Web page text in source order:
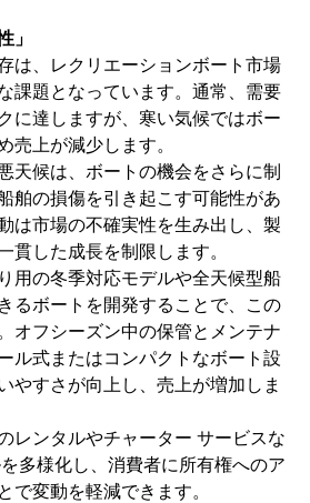
」
は、レクリエーションボート市場
課題となっています。通常、需要
に達しますが、寒い気候ではボー
売上が減少します。
天候は、ボートの機会をさらに制
舶の損傷を引き起こす可能性があ
は市場の不確実性を生み出し、製
貫した成長を制限します。
用の冬季対応モデルや全天候型船
るボートを開発することで、この
オフシーズン中の保管とメンテナ
ル式またはコンパクトなボート設
やすさが向上し、売上が増加しま
レンタルやチャーター サービスな
多様化し、消費者に所有権へのア
で変動を軽減できます。